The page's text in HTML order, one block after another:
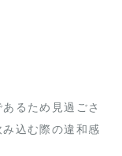
るため見過ごさ
込む際の違和感